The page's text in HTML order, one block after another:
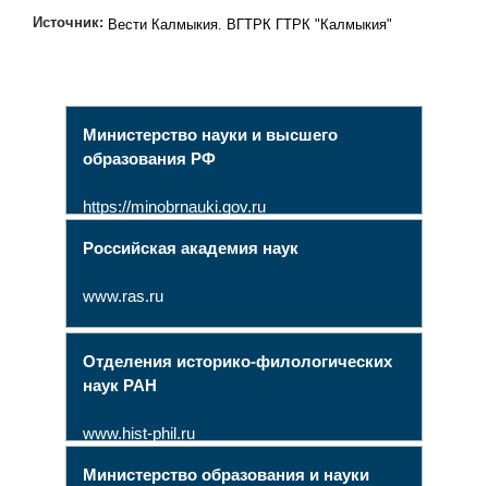
Источник: Вести Калмыкия. ВГТРК ГТРК "Калмыкия"
Министерство науки и высшего
образования РФ
https://minobrnauki.gov.ru
Российская академия наук
www.ras.ru
Отделения историко-филологических
наук РАН
www.hist-phil.ru
Министерство образования и науки